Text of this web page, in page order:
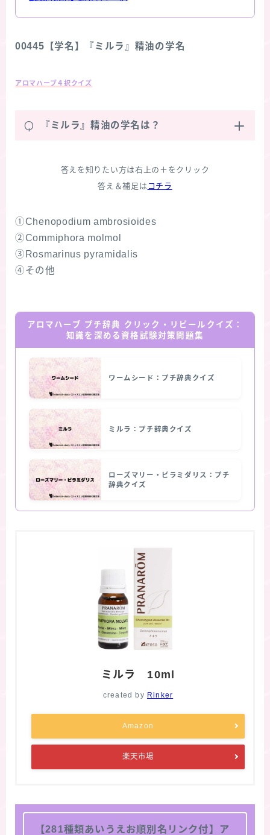
00445【学名】『ミルラ』精油の学名
アロマハーブ４択クイズ
Q 『ミルラ』精油の学名は？
答えを知りたい方は右上の＋をクリック
答え＆補足は コチラ
①Chenopodium ambrosioides
②Commiphora molmol
③Rosmarinus pyramidalis
④その他
アロマハーブ プチ辞典 クリック・リビールクイズ：
知識を深める資格試験対策問題集
ワームシード：プチ辞典クイズ
ミルラ：プチ辞典クイズ
ローズマリー・ピラミダリス：プチ
辞典クイズ
ミルラ 10ml
created by Rinker
Amazon
楽天市場
【281種類あいうえお順別名リンク付】ア